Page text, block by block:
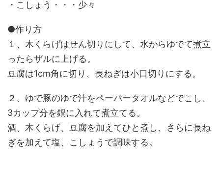
・こしょう・・・少々
●作り方
１、木くらげはせん切りにして、水からゆでて煮立
ったらザルに上げる。
豆腐は1cm角に切り、長ねぎは小口切りにする。
２、ゆで豚のゆで汁をペーパータオルなどでこし、
3カップ分を鍋に入れて煮立てる。
酒、木くらげ、豆腐を加えてひと煮し、さらに長ね
ぎを加えて塩、こしょうで調味する。